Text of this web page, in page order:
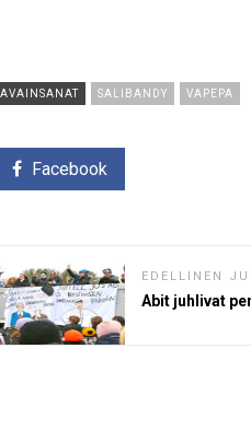
AVAINSANAT SALIBANDY VAPEPA
Facebook
EDELLINEN
Abit juhlivat